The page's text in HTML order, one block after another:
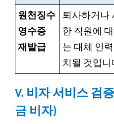
원천징수
영수증
재발급
퇴사하거나
한 직원에
는 대체 인
치될 것입니
V. 비자 서비스 검
금 비자)